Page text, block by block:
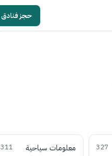
حجز فنادق
327 معلومات سياحية 311